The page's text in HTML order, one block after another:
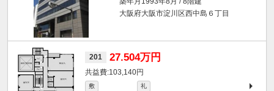
大阪府大阪市淀川区西中島６丁目
201 27.504万円
103,140円
敷 礼